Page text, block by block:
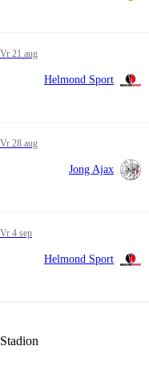
vr 21 aug
Helmond Sport
vr 28 aug
Jong Ajax
vr 4 sep
Helmond Sport
Stadion